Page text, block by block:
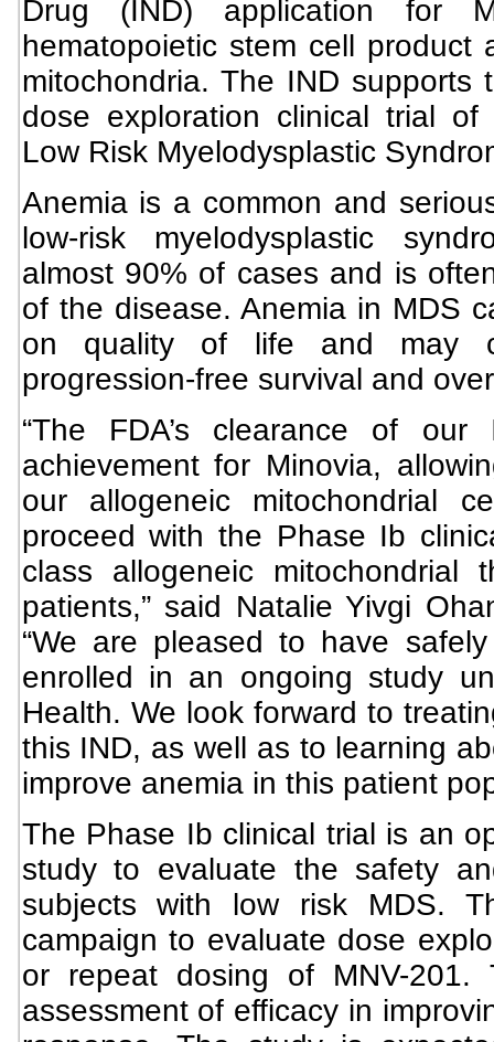
Drug (IND) application for
hematopoietic stem cell product
mitochondria. The IND
dose exploration clinical trial
Low Risk Myelodysplastic
Anemia is a common and
low-risk myelodysplastic
almost 90% of cases and is
of the disease. Anemia in MDS
on quality of life and may
progression-free survival and
“The FDA’s clearance of
achievement for Minovia,
our allogeneic mitochondrial
proceed with the Phase Ib
class allogeneic
patients,” said Natalie Yivgi
“We are pleased to have
enrolled in an ongoing study
Health. We look forward to
this IND, as well as to learning
improve anemia in this patient
The Phase Ib clinical trial is an
study to evaluate the safety
subjects with low risk MDS.
campaign to evaluate dose
or repeat dosing of MNV-
assessment of efficacy in